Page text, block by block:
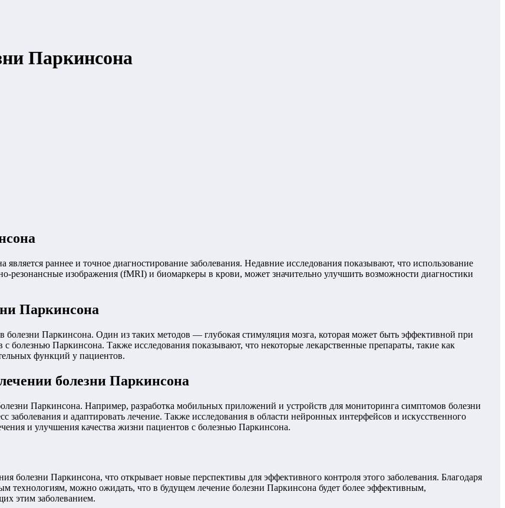
Паркинсона
раннее и точное диагностирование заболевания. Недавние исследования показывают, что использование
резонансные изображения (fMRI) и биомаркеры в крови, может значительно улучшить возможности диагностики
Паркинсона
Паркинсона. Один из таких методов — глубокая стимуляция мозга, которая может быть эффективной при
Паркинсона. Также исследования показывают, что некоторые лекарственные препараты, такие как
функций у пациентов.
болезни Паркинсона
Паркинсона. Например, разработка мобильных приложений и устройств для мониторинга симптомов болезни
заболевания и адаптировать лечение. Также исследования в области нейронных интерфейсов и искусственного
и улучшения качества жизни пациентов с болезнью Паркинсона.
болезни Паркинсона, что открывает новые перспективы для эффективного контроля этого заболевания. Благодаря
технологиям, можно ожидать, что в будущем лечение болезни Паркинсона будет более эффективным,
этим заболеванием.